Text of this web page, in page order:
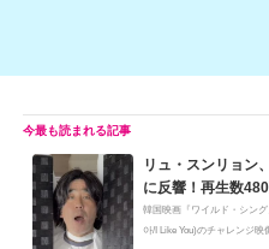
リュ・スンリョン
に反響！再生数
韓国映画『ワイルド・シン
아/I Like You)のチャレンジ